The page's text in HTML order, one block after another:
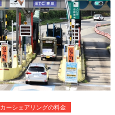
カーシェアリングの料金